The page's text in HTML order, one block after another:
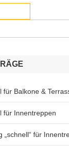
für Balkone &
für Innentreppen
„schnell“ für